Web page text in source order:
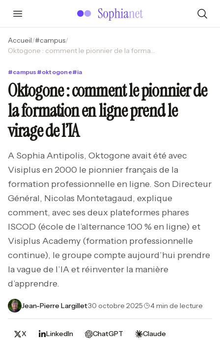
Accueil/#campus/
Oktogone : comment le pionnier de la formation en ligne prend le virage de l’IA
#campus #oktogone#ia
Oktogone : comment le pionnier de
la formation en ligne prend le
virage de l’IA
A Sophia Antipolis, Oktogone avait été avec
Visiplus en 2000 le pionnier français de la
formation professionnelle en ligne. Son Directeur
Général, Nicolas Montetagaud, explique
comment, avec ses deux plateformes phares
ISCOD (école de l’alternance 100 % en ligne) et
Visiplus Academy (formation professionnelle
continue), le groupe compte aujourd’hui prendre
la vague de l’IA et réinventer la manière
d’apprendre.
Jean-Pierre Largillet·30 octobre 2025· 4 min de lecture
X LinkedIn ChatGPT Claude